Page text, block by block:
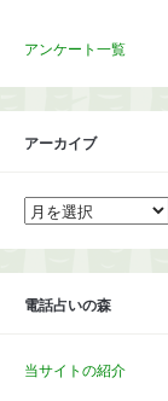
アンケート一覧
アーカイブ
ア
ー
イ
電話占いの森
当サイトの紹介